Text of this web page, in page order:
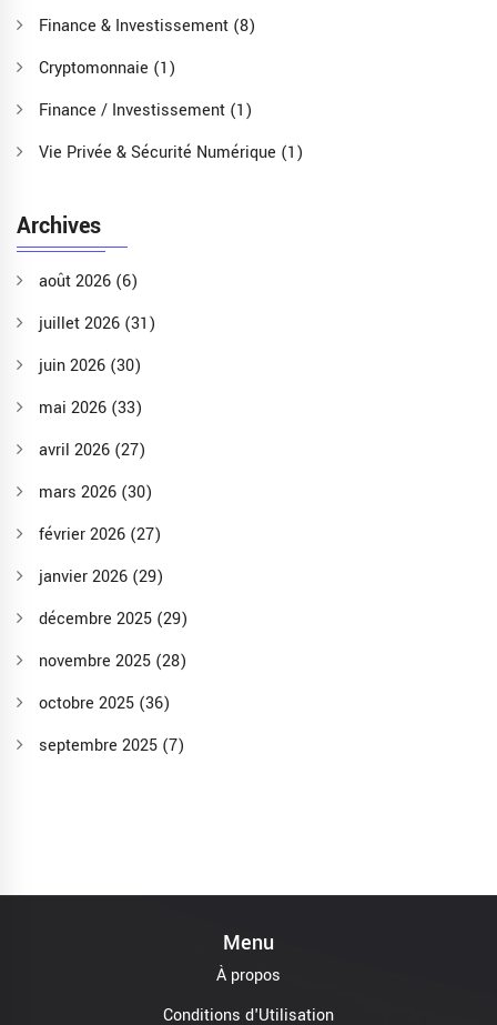
Finance & Investissement (8)
Cryptomonnaie (1)
Finance / Investissement (1)
Vie Privée & Sécurité Numérique (1)
Archives
août 2026 (6)
juillet 2026 (31)
juin 2026 (30)
mai 2026 (33)
avril 2026 (27)
mars 2026 (30)
février 2026 (27)
janvier 2026 (29)
décembre 2025 (29)
novembre 2025 (28)
octobre 2025 (36)
septembre 2025 (7)
Menu
À propos
Conditions d'Utilisation